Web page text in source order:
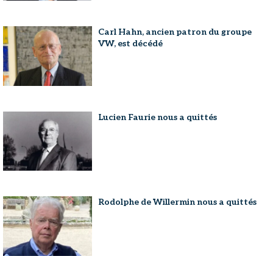
Carl Hahn, ancien patron du groupe
VW, est décédé
Lucien Faurie nous a quittés
Rodolphe de Willermin nous a quittés